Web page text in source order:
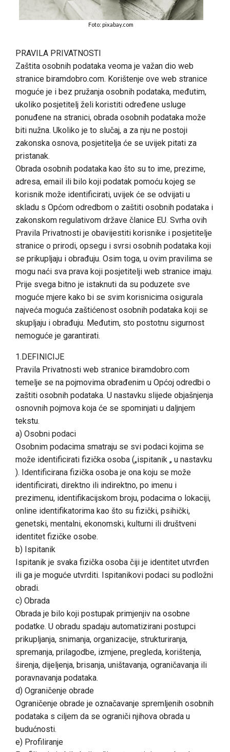
Foto: pixabay.com
PRAVILA PRIVATNOSTI
Zaštita osobnih podataka veoma je važan dio web
stranice biramdobro.com. Korištenje ove web stranice
moguće je i bez pružanja osobnih podataka, međutim,
ukoliko posjetitelj želi koristiti određene usluge
ponuđene na stranici, obrada osobnih podataka može
biti nužna. Ukoliko je to slučaj, a za nju ne postoji
zakonska osnova, posjetitelja će se uvijek pitati za
pristanak.
Obrada osobnih podataka kao što su to ime, prezime,
adresa, email ili bilo koji podatak pomoću kojeg se
korisnik može identificirati, uvijek će se odvijati u
skladu s Općom odredbom o zaštiti osobnih podataka i
zakonskom regulativom države članice EU. Svrha ovih
Pravila Privatnosti je obavijestiti korisnike i posjetitelje
stranice o prirodi, opsegu i svrsi osobnih podataka koji
se prikupljaju i obrađuju. Osim toga, u ovim pravilima se
mogu naći sva prava koji posjetitelji web stranice imaju.
Prije svega bitno je istaknuti da su poduzete sve
moguće mjere kako bi se svim korisnicima osigurala
najveća moguća zaštićenost osobnih podataka koji se
skupljaju i obrađuju. Međutim, sto postotnu sigurnost
nemoguće je garantirati.
1.DEFINICIJE
Pravila Privatnosti web stranice biramdobro.com
temelje se na pojmovima obrađenim u Općoj odredbi o
zaštiti osobnih podataka. U nastavku slijede objašnjenja
osnovnih pojmova koja će se spominjati u daljnjem
tekstu.
a) Osobni podaci
Osobnim podacima smatraju se svi podaci kojima se
može identificirati fizička osoba („ispitanik „ u nastavku
). Identificirana fizička osoba je ona koju se može
identificirati, direktno ili indirektno, po imenu i
prezimenu, identifikacijskom broju, podacima o lokaciji,
online identifikatorima kao što su fizički, psihički,
genetski, mentalni, ekonomski, kulturni ili društveni
identitet fizičke osobe.
b) Ispitanik
Ispitanik je svaka fizička osoba čiji je identitet utvrđen
ili ga je moguće utvrditi. Ispitanikovi podaci su podložni
obradi.
c) Obrada
Obrada je bilo koji postupak primjenjiv na osobne
podatke. U obradu spadaju automatizirani postupci
prikupljanja, snimanja, organizacije, strukturiranja,
spremanja, prilagodbe, izmjene, pregleda, korištenja,
širenja, dijeljenja, brisanja, uništavanja, ograničavanja ili
poravnavanja podataka.
d) Ograničenje obrade
Ograničenje obrade je označavanje spremljenih osobnih
podataka s ciljem da se ograniči njihova obrada u
budućnosti.
e) Profiliranje